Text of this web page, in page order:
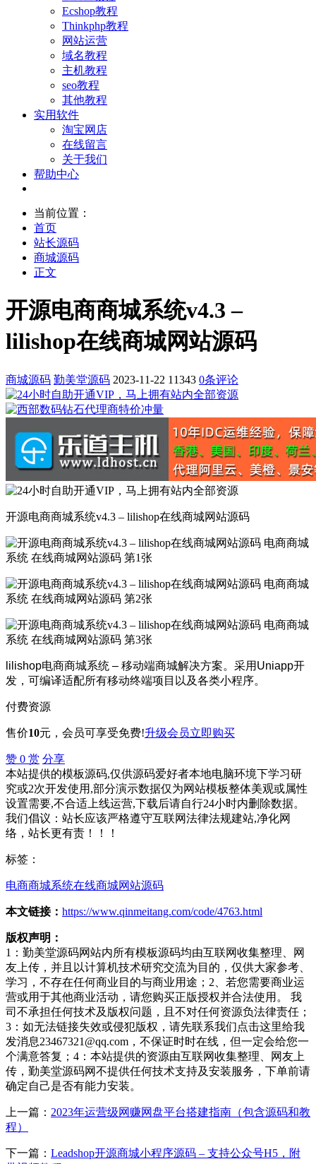
Ecshop教程
Thinkphp教程
网站运营
域名教程
主机教程
seo教程
其他教程
实用软件
淘宝网店
在线留言
关于我们
帮助中心
当前位置：
首页
站长源码
商城源码
正文
开源电商商城系统v4.3 –
lilishop在线商城网站源码
商城源码 勤美堂源码 2023-11-22 11343 0条评论
开源电商商城系统v4.3 – lilishop在线商城网站源码
lilishop电商商城系统 – 移动端商城解决方案。采用Uniapp开
发，可编译适配所有移动终端项目以及各类小程序。
付费资源
售价10元 ，会员可享受免费!升级会员立即购买
赞 0 赏 分享
本站提供的模板源码,仅供源码爱好者本地电脑环境下学习研
究或2次开发使用,部分演示数据仅为网站模板整体美观或属性
设置需要,不合适上线运营,下载后请自行24小时内删除数据。
我们倡议：站长应该严格遵守互联网法律法规建站,净化网
络，站长更有责！！！
标签：
电商商城系统在线商城网站源码
本文链接： https://www.qinmeitang.com/code/4763.html
版权声明：
1：勤美堂源码网站内所有模板源码均由互联网收集整理、网
友上传，并且以计算机技术研究交流为目的，仅供大家参考、
学习，不存在任何商业目的与商业用途；2、若您需要商业运
营或用于其他商业活动，请您购买正版授权并合法使用。 我
司不承担任何技术及版权问题，且不对任何资源负法律责任；
3：如无法链接失效或侵犯版权，请先联系我们点击这里给我
发消息23467321@qq.com，不保证时时在线，但一定会给您一
个满意答复；4：本站提供的资源由互联网收集整理、网友上
传，勤美堂源码网不提供任何技术支持及安装服务，下单前请
确定自己是否有能力安装。
上一篇： 2023年运营级网赚网盘平台搭建指南（包含源码和教
程）
下一篇： Leadshop开源商城小程序源码 – 支持公众号H5，附